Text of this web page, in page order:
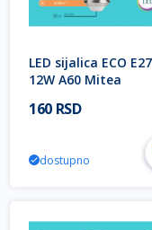
LED sijalica ECO E27
12W A60 Mitea
160 RSD
dostupno